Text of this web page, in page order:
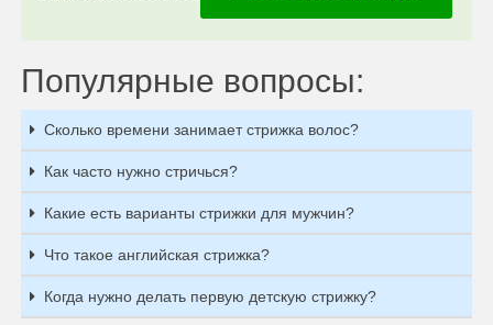
Популярные вопросы:
Сколько времени занимает стрижка волос?
Как часто нужно стричься?
Какие есть варианты стрижки для мужчин?
Что такое английская стрижка?
Когда нужно делать первую детскую стрижку?